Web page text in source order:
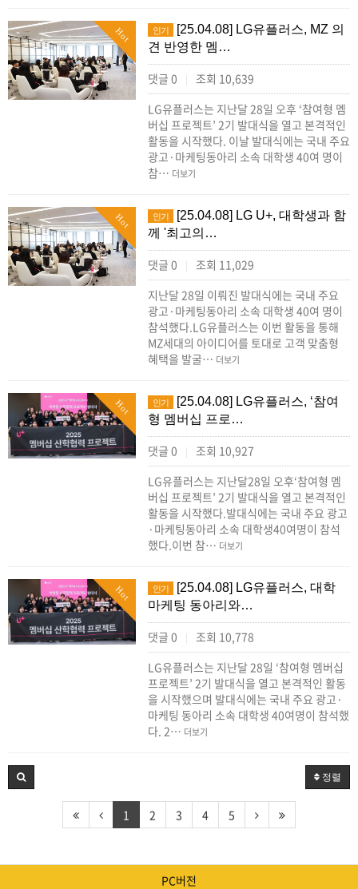
Hot 인기
[25.04.08] LG유플러스, MZ 의
견 반영한 멤…
댓글 0 |
조회 10,639
LG유플러스는 지난달 28일 오후 ‘참여형 멤
버십 프로젝트’ 2기 발대식을 열고 본격적인
활동을 시작했다. 이날 발대식에는 국내 주요
광고·마케팅동아리 소속 대학생 40여 명이
참… 더보기
Hot 인기
[25.04.08] LG U+, 대학생과 함
께 '최고의…
댓글 0 |
조회 11,029
지난달 28일 이뤄진 발대식에는 국내 주요
광고·마케팅동아리 소속 대학생 40여 명이
참석했다.LG유플러스는 이번 활동을 통해
MZ세대의 아이디어를 토대로 고객 맞춤형
혜택을 발굴… 더보기
Hot 인기
[25.04.08] LG유플러스, ‘참여
형 멤버십 프로…
댓글 0 |
조회 10,927
LG유플러스는 지난달28일 오후‘참여형 멤
버십 프로젝트’ 2기 발대식을 열고 본격적인
활동을 시작했다.발대식에는 국내 주요 광고
·마케팅동아리 소속 대학생40여명이 참석
했다.이번 참… 더보기
Hot 인기
[25.04.08] LG유플러스, 대학
마케팅 동아리와…
댓글 0 |
조회 10,778
LG유플러스는 지난달 28일 ‘참여형 멤버십
프로젝트’ 2기 발대식을 열고 본격적인 활동
을 시작했으며 발대식에는 국내 주요 광고·
마케팅 동아리 소속 대학생 40여명이 참석했
다. 2… 더보기
정렬
1 2 3 4 5
PC버전